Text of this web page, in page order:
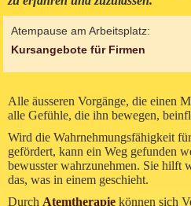
Atempause am Arbeitsplatz:
Kursangebote für Firmen
Alle äusseren Vorgänge, die einen
alle Gefühle, die ihn bewegen,
Wird die Wahrnehmungsfähigkeit
gefördert, kann ein Weg gefunden
bewusster wahrzunehmen. Sie hilft
das, was in einem geschieht.
Durch Atemtherapie können sich